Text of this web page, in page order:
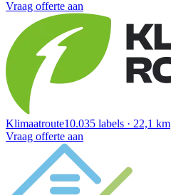
Vraag offerte aan
Klimaatroute10.035 labels · 22,1 km
Vraag offerte aan